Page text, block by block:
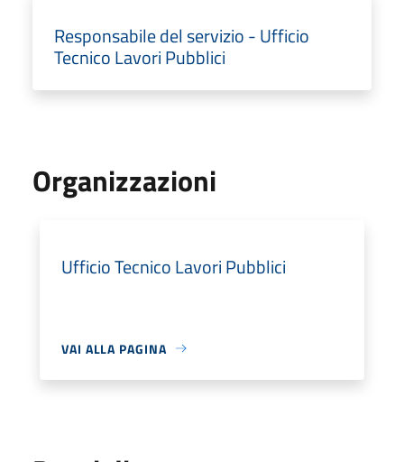
Responsabile del servizio - Ufficio
Tecnico Lavori Pubblici
Organizzazioni
Ufficio Tecnico Lavori Pubblici
VAI ALLA PAGINA